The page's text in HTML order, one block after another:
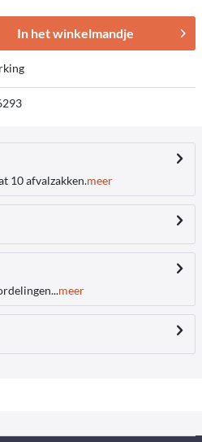
In het winkelmandje
10 afvalzakken.meer
meer